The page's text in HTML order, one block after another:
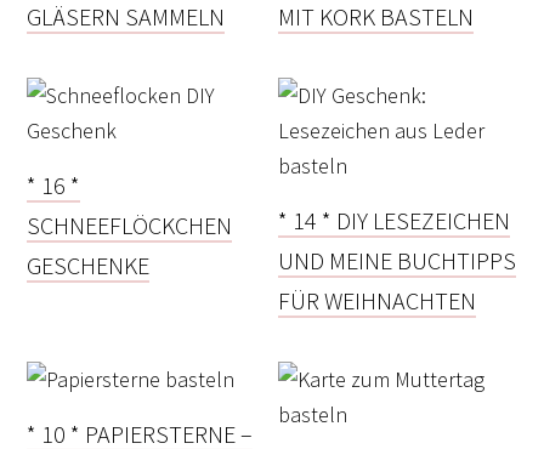
GLÄSERN SAMMELN
MIT KORK BASTELN
* 16 *
SCHNEEFLÖCKCHEN
GESCHENKE
* 14 * DIY LESEZEICHEN
UND MEINE BUCHTIPPS
FÜR WEIHNACHTEN
* 10 * PAPIERSTERNE –